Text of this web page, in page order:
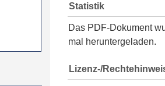
Statistik
Das PDF-Dokument
mal heruntergeladen.
Lizenz-/